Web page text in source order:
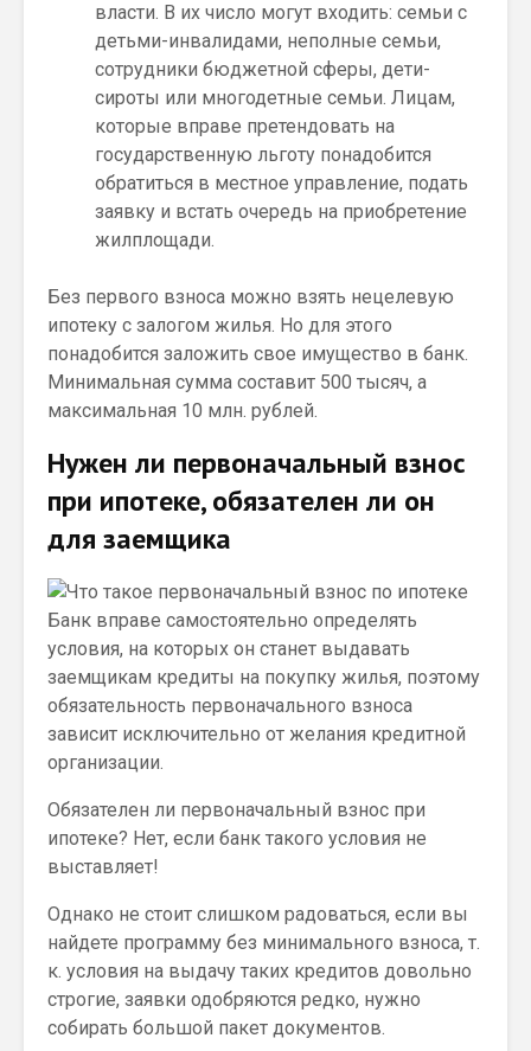
власти. В их число могут входить: семьи с
детьми-инвалидами, неполные семьи,
сотрудники бюджетной сферы, дети-
сироты или многодетные семьи. Лицам,
которые вправе претендовать на
государственную льготу понадобится
обратиться в местное управление, подать
заявку и встать очередь на приобретение
жилплощади.
Без первого взноса можно взять нецелевую
ипотеку с залогом жилья. Но для этого
понадобится заложить свое имущество в банк.
Минимальная сумма составит 500 тысяч, а
максимальная 10 млн. рублей.
Нужен ли первоначальный взнос
при ипотеке, обязателен ли он
для заемщика
Банк вправе самостоятельно определять
условия, на которых он станет выдавать
заемщикам кредиты на покупку жилья, поэтому
обязательность первоначального взноса
зависит исключительно от желания кредитной
организации.
Обязателен ли первоначальный взнос при
ипотеке? Нет, если банк такого условия не
выставляет!
Однако не стоит слишком радоваться, если вы
найдете программу без минимального взноса, т.
к. условия на выдачу таких кредитов довольно
строгие, заявки одобряются редко, нужно
собирать большой пакет документов.